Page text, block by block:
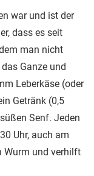
war und ist der
dass es seit
man nicht
Ganze und
Leberkäse (oder
Getränk (0,5
Senf. Jeden
Uhr, auch am
Wurm und verhilft